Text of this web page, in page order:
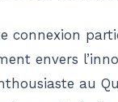
connexion
envers
au